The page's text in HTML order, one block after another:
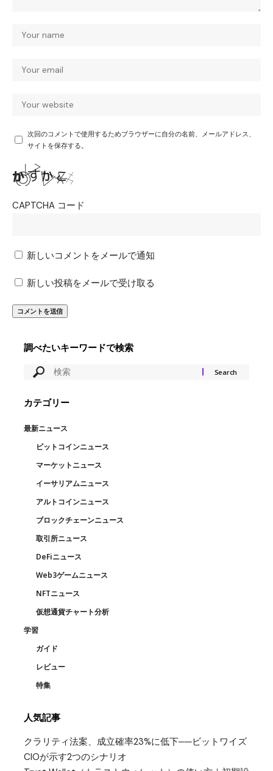
次回のコメントで使用するためブラウザーに自分の名前、メールアドレス、
サイトを保存する。
CAPTCHA コード
新しいコメントをメールで通知
新しい投稿をメールで受け取る
調べたいキーワードで検索
カテゴリー
最新ニュース
ビットコインニュース
マーケットニュース
イーサリアムニュース
アルトコインニュース
ブロックチェーンニュース
取引所ニュース
DeFiニュース
Web3ゲームニュース
NFTニュース
仮想通貨チャート分析
学習
ガイド
レビュー
特集
人気記事
クラリティ法案、成立確率23%に低下──ビットワイズ
CIOが示す2つのシナリオ